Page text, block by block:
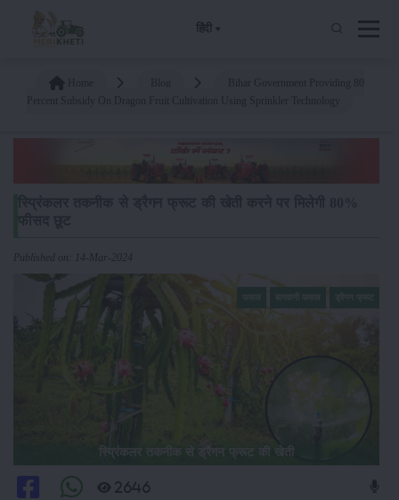
हिंदी
Published on: 14-Mar-2024
स्प्रिंकलर तकनीक से ड्रैगन फ्रूट की खेती
2646